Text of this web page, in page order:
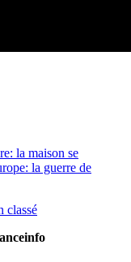
la maison se
la guerre de
classé